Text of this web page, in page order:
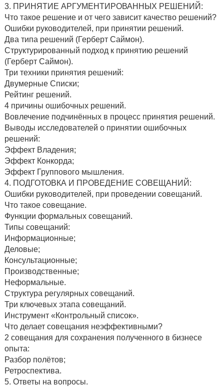
3. ПРИНЯТИЕ АРГУМЕНТИРОВАННЫХ РЕШЕНИЙ:
Что такое решение и от чего зависит качество решений?
Ошибки руководителей, при принятии решений.
Два типа решений (Герберт Саймон).
Структурированный подход к принятию решений
(Герберт Саймон).
Три техники принятия решений:
Двумерные Списки;
Рейтинг решений.
4 причины ошибочных решений.
Вовлечение подчинённых в процесс принятия решений.
Выводы исследователей о принятии ошибочных
решений:
Эффект Владения;
Эффект Конкорда;
Эффект Группового мышления.
4. ПОДГОТОВКА И ПРОВЕДЕНИЕ СОВЕЩАНИЙ:
Ошибки руководителей, при проведении совещаний.
Что такое совещание.
Функции формальных совещаний.
Типы совещаний:
Информационные;
Деловые;
Консультационные;
Производственные;
Неформальные.
Структура регулярных совещаний.
Три ключевых этапа совещаний.
Инструмент «Контрольный список».
Что делает совещания неэффективными?
2 совещания для сохранения полученного в бизнесе
опыта:
Разбор полётов;
Ретроспектива.
5. Ответы на вопросы.